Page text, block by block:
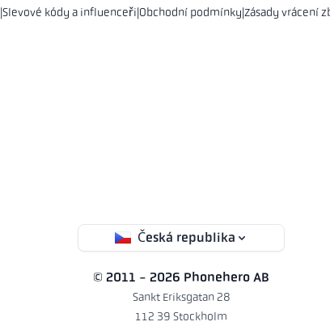
|Slevové kódy a influenceři|Obchodní podmínky|Zásady vrácení
Česká republika
© 2011 - 2026 Phonehero AB
Sankt Eriksgatan 28
112 39 Stockholm